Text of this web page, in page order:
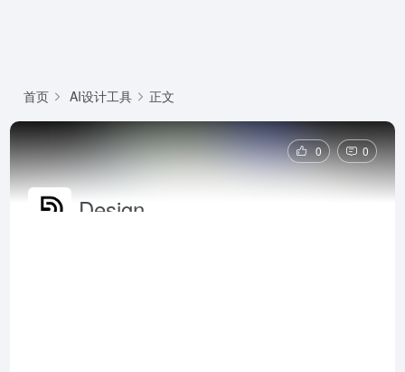
首页 AI设计工具 正文
0 0
Design